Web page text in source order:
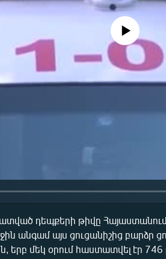
No media source currently
դեպքերի թիվը Հայաստանում
անգամ այս ցուցանիշից բարձր
երբ մեկ օրում հաստատվել էր 746